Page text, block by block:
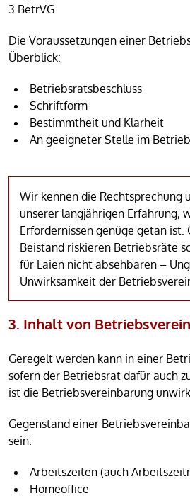
3 BetrVG.
Die Voraussetzungen einer
Überblick:
Betriebsratsbeschluss
Schriftform
Bestimmtheit und Klarheit
An geeigneter Stelle im
Wir kennen die Rechtsprechung
unserer langjährigen Erfahrung,
Erfordernissen genüge getan
Beistand riskieren Betriebsräte
für Laien nicht absehbaren –
Unwirksamkeit der
3. Inhalt von
Geregelt werden kann in einer
sofern der Betriebsrat dafür auch
ist die Betriebsvereinbarung
Gegenstand einer
sein:
Arbeitszeiten (auch
Homeoffice